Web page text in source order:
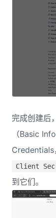
完成创建后
（Basic
Credentials
Client
到它们。